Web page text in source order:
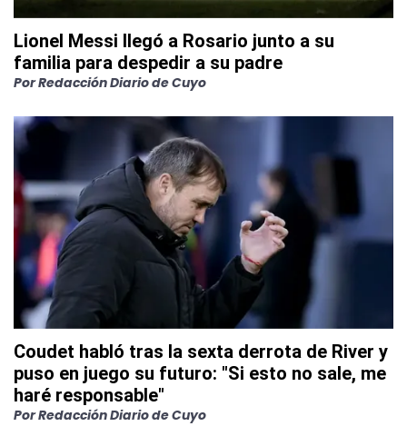
Lionel Messi llegó a Rosario junto a su
familia para despedir a su padre
PorRedacción Diario de Cuyo
Coudet habló tras la sexta derrota de River y
puso en juego su futuro: "Si esto no sale, me
haré responsable"
PorRedacción Diario de Cuyo